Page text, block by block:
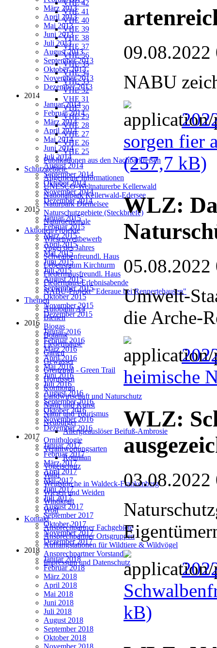
VHE 42
VHE 41
VHE 40
VHE 39
VHE 38
VHE 37
VHE 36
VHE 35
VHE 34
VHE 33
VHE 32
VHE 31
VHE 30
VHE 29
VHE 28
VHE 27
VHE 26
VHE 25
Publikationen aus den Nachbarkreisen
Schutzgebiete
Allgemeine Informationen
UNESCO-Weltnaturerbe Kellerwald
Nationalpark Kellerwald-Edersee
Naturpark Diemelsee
Naturschutzgebiete (Steckbriefe)
Naturdenkmale
Aktionen/Projekte
Wiesenwettbewerb
Vogel des Jahres
Schwalbenfreundl. Haus
Lebensraum Kirchturm
Fledermausfreundl. Haus
Fledermaus-Erlebnisabende
NABU-Projekt "Ederaue bei Rennertehausen"
Themen
Autobahn A4
Bienen
Biogas
Botanik
Fledermäuse
Garten
Gewässer
Grenztrail - Green Trail
Hornissen
Kormoran
Landwirtschaft und Naturschutz
Natur und Kunst
Natur und Tourismus
Neubürger
Allergieauslöser Beifuß-Ambrosie
Ornithologie
Verantwortungsarten
Rotmilan
Vogelschutz
Wald
Weißstörche in Waldeck-Frankenberg
Wiesen und Weiden
Windkraft
Wolf
Kontakt
Ansprechpartner Fachgebiete
Ansprechpartner Ortsgruppen
Auffangstationen für Wildtiere & Wildvögel
Ansprechpartner Vorstand
Impressum und Datenschutz
März 2013
April 2013
Mai 2013
Juni 2013
Juli 2013
August 2013
September 2013
Oktober 2013
November 2013
Dezember 2013
2014
Januar 2014
Februar 2014
März 2014
April 2014
Mai 2014
Juni 2014
Juli 2014
August 2014
September 2014
Oktober 2014
November 2014
Dezember 2014
2015
Januar 2015
Februar 2015
März 2015
April 2015
Mai 2015
Juni 2015
Juli 2015
August 2015
September 2015
Oktober 2015
November 2015
Dezember 2015
2016
Januar 2016
Februar 2016
März 2016
April 2016
Mai 2016
Juni 2016
Juli 2016
August 2016
September 2016
Oktober 2016
November 2016
Dezember 2016
2017
Januar 2017
Februar 2017
März 2017
April 2017
Mai 2017
Juni 2017
Juli 2017
August 2017
September 2017
Oktober 2017
November 2017
Dezember 2017
2018
Januar 2018
Februar 2018
März 2018
April 2018
Mai 2018
Juni 2018
Juli 2018
August 2018
September 2018
Oktober 2018
November 2018
09.08.2022
NABU
sorgen fier
(257,7 kB)
WLZ:
05.08.2022
Umwelt-
die Arche-
heimische
WLZ:
03.08.2022
kB)